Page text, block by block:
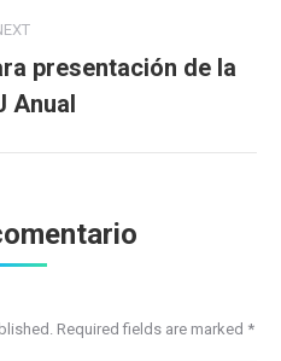
Next
post:
presentación de la
Anual
Required fields are marked *